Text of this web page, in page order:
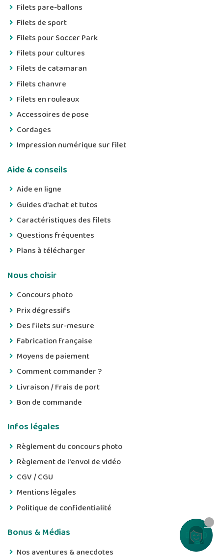
Filets pare-ballons
Filets de sport
Filets pour Soccer Park
Filets pour cultures
Filets de catamaran
Filets chanvre
Filets en rouleaux
Accessoires de pose
Cordages
Impression numérique sur filet
Aide & conseils
Aide en ligne
Guides d'achat et tutos
Caractéristiques des filets
Questions fréquentes
Plans à télécharger
Nous choisir
Concours photo
Prix dégressifs
Des filets sur-mesure
Fabrication française
Moyens de paiement
Comment commander ?
Livraison / Frais de port
Bon de commande
Infos légales
Règlement du concours photo
Règlement de l'envoi de vidéo
CGV / CGU
Mentions légales
Politique de confidentialité
Bonus & Médias
Nos aventures & anecdotes